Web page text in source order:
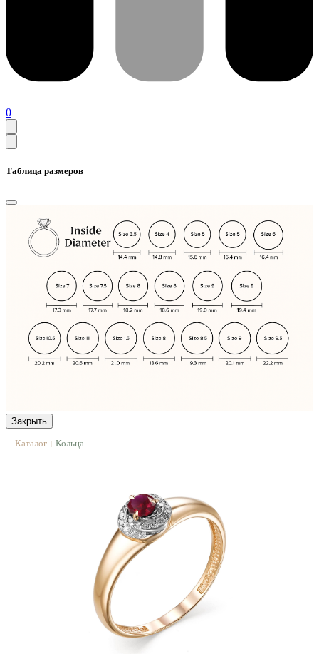
0
Таблица размеров
Закрыть
Каталог | Кольца